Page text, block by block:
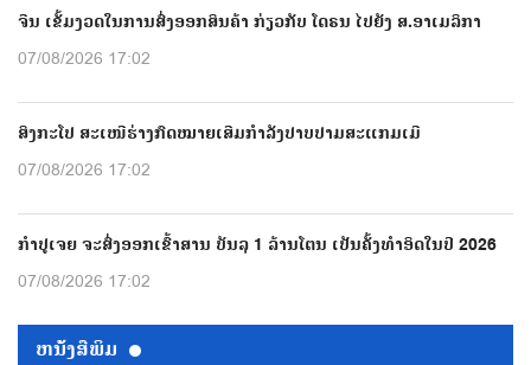
ຈີນ ເຂັ້ມງວດໃນການສົ່ງອອກສິນຄ້າ ກ່ຽວກັບ ໂດຣນ ໄປຍັງ ສ.ອາເມລິກາ
07/08/2026 17:02
ສິງກະໂປ ສະເໜີຮ່າງກົດໝາຍເສີມກຳລັງປາບປາມສະແກມເມີ
07/08/2026 17:02
ກຳປູເຈຍ ຈະສົ່ງອອກເຂົ້າສານ ບັນລຸ 1 ລ້ານໂຕນ ເປັນຄັ້ງທຳອິດໃນປີ 2026
07/08/2026 17:02
ຫນ້ັງສືພິມ